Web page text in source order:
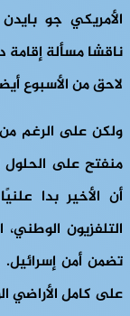
الأمريكي جو بايدن
ناقشا مسألة
لاحق من الأسبوع
ولكن على الرغم
منفتح على الحلول
أن الأخير بدا
التلفزيون
تضمن أمن
على كامل الأراضي